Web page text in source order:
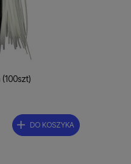
DO KOSZYKA